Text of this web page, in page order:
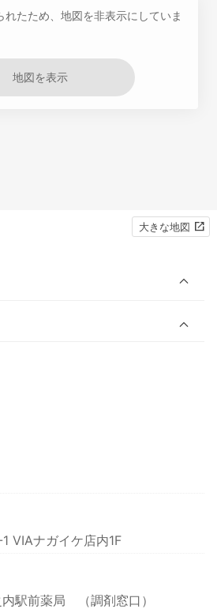
たため、地図を非表示にしていま
地図を表示
大きな地図
VIAナガイケ店内1F
駅前薬局 （調剤窓口）